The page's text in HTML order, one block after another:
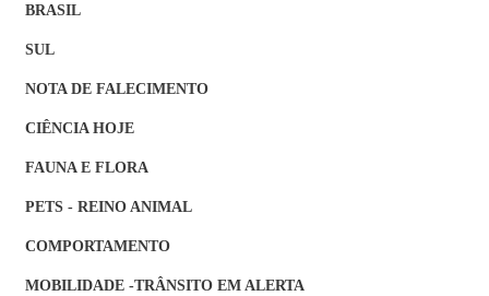
BRASIL
SUL
NOTA DE FALECIMENTO
CIÊNCIA HOJE
FAUNA E FLORA
PETS - REINO ANIMAL
COMPORTAMENTO
MOBILIDADE -TRÂNSITO EM ALERTA